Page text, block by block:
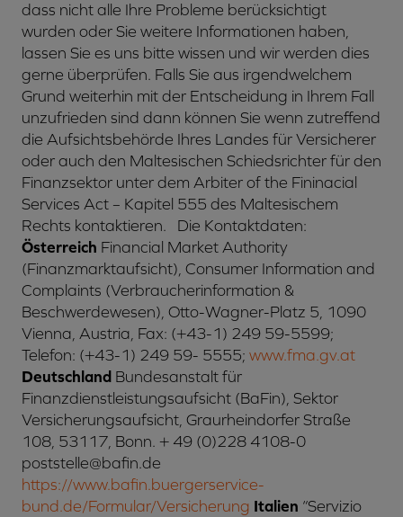
dass nicht alle Ihre Probleme berücksichtigt
wurden oder Sie weitere Informationen haben,
lassen Sie es uns bitte wissen und wir werden dies
gerne überprüfen. Falls Sie aus irgendwelchem
Grund weiterhin mit der Entscheidung in Ihrem Fall
unzufrieden sind dann können Sie wenn zutreffend
die Aufsichtsbehörde Ihres Landes für Versicherer
oder auch den Maltesischen Schiedsrichter für den
Finanzsektor unter dem Arbiter of the Fininacial
Services Act – Kapitel 555 des Maltesischem
Rechts kontaktieren. Die Kontaktdaten:
Österreich Financial Market Authority
(Finanzmarktaufsicht), Consumer Information and
Complaints (Verbraucherinformation &
Beschwerdewesen), Otto-Wagner-Platz 5, 1090
Vienna, Austria, Fax: (+43-1) 249 59-5599;
Telefon: (+43-1) 249 59- 5555; www.fma.gv.at
Deutschland Bundesanstalt für
Finanzdienstleistungsaufsicht (BaFin), Sektor
Versicherungsaufsicht, Graurheindorfer Straße
108, 53117, Bonn. + 49 (0)228 4108-0
poststelle@bafin.de
https://www.bafin.buergerservice-
bund.de/Formular/Versicherung Italien “Servizio